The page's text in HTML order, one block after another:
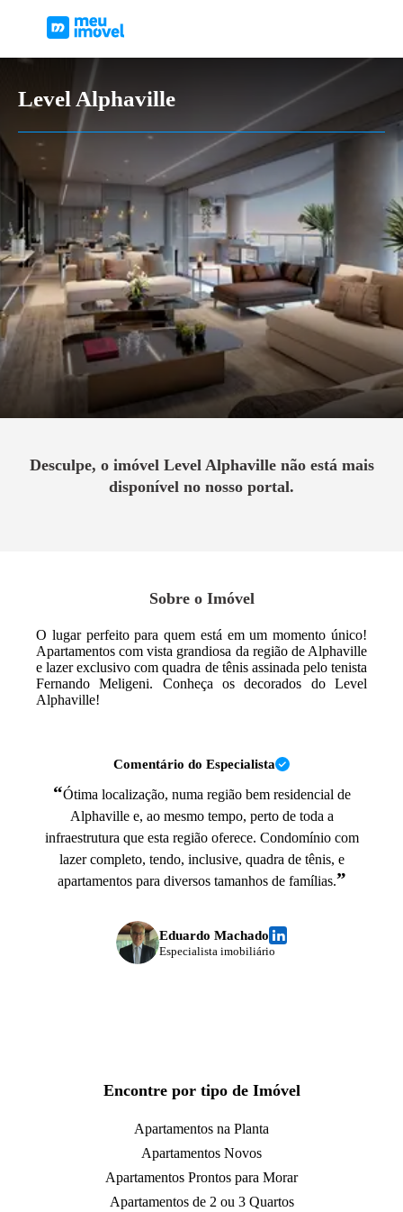
Level Alphaville
Desculpe, o imóvel Level Alphavillenão está mais
disponível no nosso portal.
Sobre o Imóvel
O lugar perfeito para quem está em um momento único!
Apartamentos com vista grandiosa da região de Alphaville
e lazer exclusivo com quadra de tênis assinada pelo tenista
Fernando Meligeni. Conheça os decorados do Level
Alphaville!
Comentário do Especialista
“Ótima localização, numa região bem residencial de
Alphaville e, ao mesmo tempo, perto de toda a
infraestrutura que esta região oferece. Condomínio com
lazer completo, tendo, inclusive, quadra de tênis, e
apartamentos para diversos tamanhos de famílias.”
Eduardo Machado
Especialista imobiliário
Encontre por tipo de Imóvel
Apartamentos na Planta
Apartamentos Novos
Apartamentos Prontos para Morar
Apartamentos de 2 ou 3 Quartos